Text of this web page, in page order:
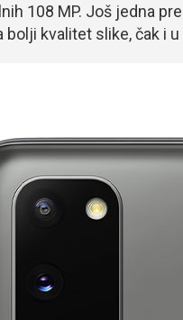
108 MP. Još jedna
bolji kvalitet slike, čak i